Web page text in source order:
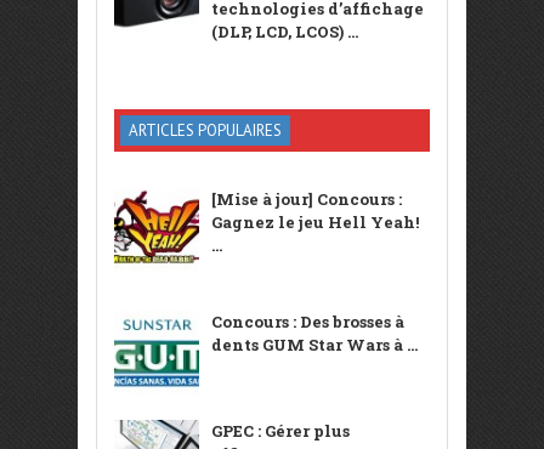
technologies d’affichage
(DLP, LCD, LCOS) ...
ARTICLES POPULAIRES
[Mise à jour] Concours :
Gagnez le jeu Hell Yeah!
...
Concours : Des brosses à
dents GUM Star Wars à ...
GPEC : Gérer plus